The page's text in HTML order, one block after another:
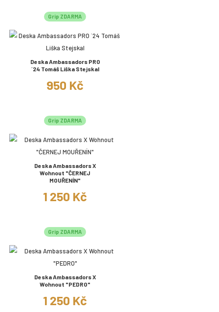
Grip ZDARMA
Deska Ambassadors PRO
´24 Tomáš Liška Stejskal
950 Kč
Grip ZDARMA
Deska Ambassadors X
Wohnout "ČERNEJ
MOUŘENÍN"
1 250 Kč
Grip ZDARMA
Deska Ambassadors X
Wohnout "PEDRO"
1 250 Kč